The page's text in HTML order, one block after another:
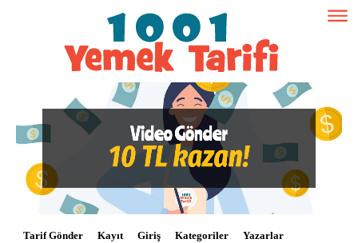
Tarif Gönder Kayıt Giriş Kategoriler Yazarlar